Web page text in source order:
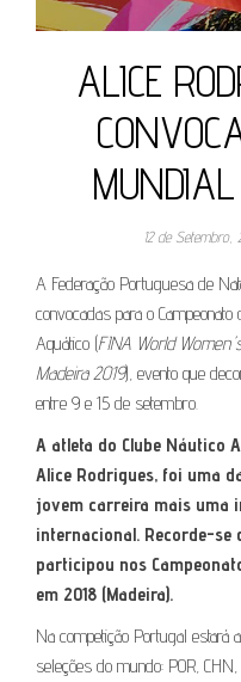
ALICE
12 de Setembro,
A Federação Portuguesa de
convocadas para o
Aquático (FINA World
Madeira 2019), evento que
entre 9 e 15 de setembro.
A atleta do Clube Náutico
Alice Rodrigues, foi uma
jovem carreira mais uma
internacional. Recorde-se
participou nos
em 2018 (Madeira).
Na competição Portugal estará
seleções do mundo: POR,